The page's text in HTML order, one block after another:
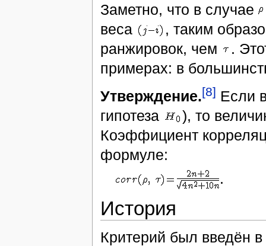
Заметно, что в случае
веса
, таким
ранжировок, чем
.
примерах: в
Утверждение.[8] Если
гипотеза
), то
Коэффициент
формуле:
.
История
Критерий был введён